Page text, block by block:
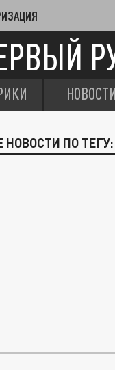
НОВОСТИ
НОВОСТИ ПО